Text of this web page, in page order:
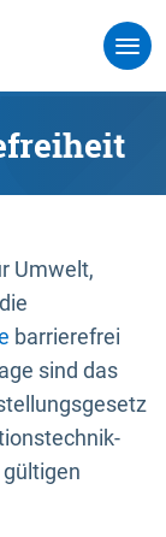
Umwelt,
barrierefrei
sind das